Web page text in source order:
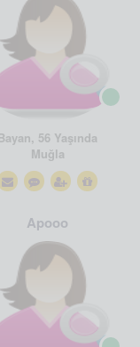
56 Yaşında
Muğla
Apooo